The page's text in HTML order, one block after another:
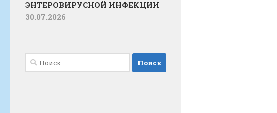
ЭНТЕРОВИРУСНОЙ ИНФЕКЦИИ
30.07.2026
Найти: